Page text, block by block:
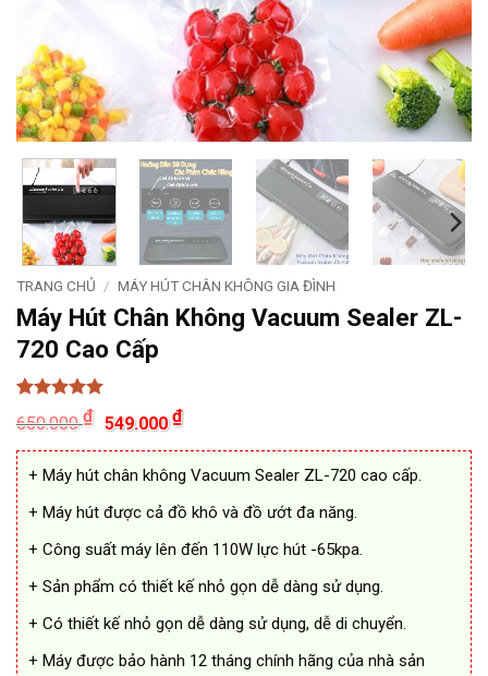
TRANG CHỦ / MÁY HÚT CHÂN KHÔNG GIA ĐÌNH
Máy Hút Chân Không Vacuum Sealer ZL-
720 Cao Cấp
5 trên 5
dựa trên
13
đánh giá
650.000₫
Giá
gốc
là:
650.000 ₫.
549.000₫Giá
hiện
tại
là:
549.000 ₫.
+ Máy hút chân không Vacuum Sealer ZL-720 cao cấp.
+ Máy hút được cả đồ khô và đồ ướt đa năng.
+ Công suất máy lên đến 110W lực hút -65kpa.
+ Sản phẩm có thiết kế nhỏ gọn dễ dàng sử dụng.
+ Có thiết kế nhỏ gọn dễ dàng sử dụng, dễ di chuyển.
+ Máy được bảo hành 12 tháng chính hãng của nhà sản